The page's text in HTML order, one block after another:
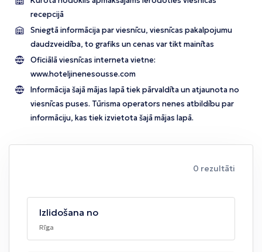
recepcijā
Sniegtā informācija par viesnīcu, viesnīcas pakalpojumu
daudzveidība, to grafiks un cenas var tikt mainītas
Oficiālā viesnīcas interneta vietne:
www.hoteljinenesousse.com
Informācija šajā mājas lapā tiek pārvaldīta un atjaunota no
viesnīcas puses. Tūrisma operators nenes atbildību par
informāciju, kas tiek izvietota šajā mājas lapā.
0 rezultāti
Izlidošana no
Rīga